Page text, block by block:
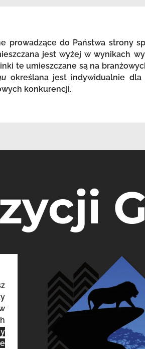
prowadzące do Państwa strony
jest wyżej w wynikach
te umieszczane są na
określana jest indywidualnie dla
konkurencji.